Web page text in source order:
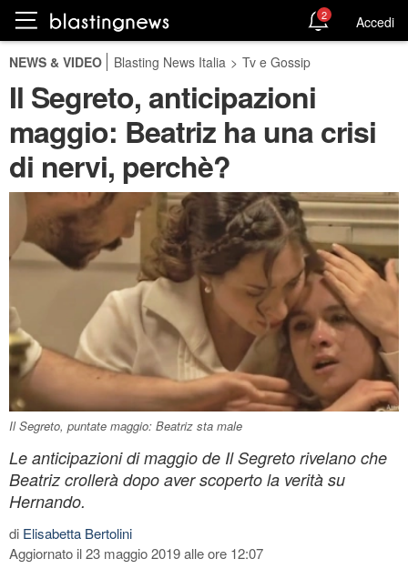
2 Accedi
NEWS & VIDEO Blasting News Italia > Tv e Gossip
Il Segreto, anticipazioni
maggio: Beatriz ha una crisi
di nervi, perchè?
Il Segreto, puntate maggio: Beatriz sta male
Le anticipazioni di maggio de Il Segreto rivelano che
Beatriz crollerà dopo aver scoperto la verità su
Hernando.
di Elisabetta Bertolini
Aggiornato il 23 maggio 2019 alle ore 12:07